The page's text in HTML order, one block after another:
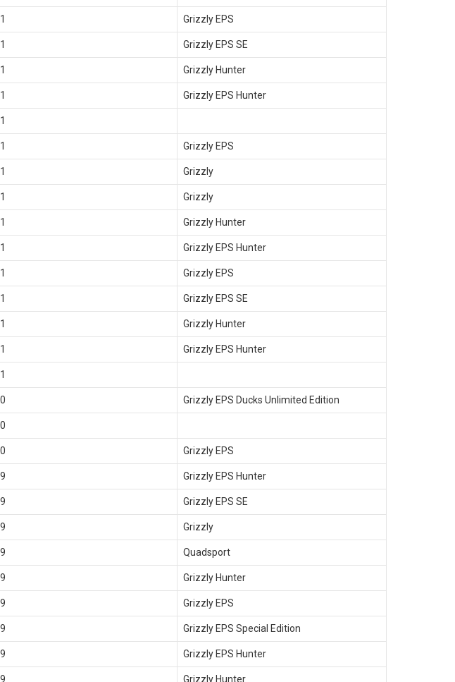
Grizzly EPS
Grizzly EPS SE
Grizzly Hunter
Grizzly EPS Hunter
Grizzly EPS
Grizzly
Grizzly
Grizzly Hunter
Grizzly EPS Hunter
Grizzly EPS
Grizzly EPS SE
Grizzly Hunter
Grizzly EPS Hunter
Grizzly EPS Ducks Unlimited Edition
Grizzly EPS
Grizzly EPS Hunter
Grizzly EPS SE
Grizzly
Quadsport
Grizzly Hunter
Grizzly EPS
Grizzly EPS Special Edition
Grizzly EPS Hunter
Grizzly Hunter